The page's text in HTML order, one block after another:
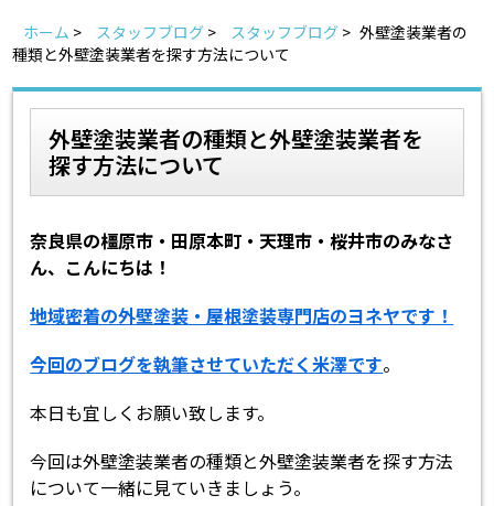
地域の事例がいっぱい
Home お客様の声
スタッフ紹介 よくあるご質問
スタッフブログ 屋根リフォームについて
雨漏りについて 雨漏りの施工実績
ヨネヤがお客様から選ばれる10の
リフォームローン
見積もりシミュレーション
ホーム > スタッフブログ > スタッフブログ > 外壁塗装業者の
種類と外壁塗装業者を探す方法について
外壁塗装業者の種類と外壁塗装業者を
探す方法について
奈良県の橿原市・田原本町・天理市・桜井市のみなさ
ん、こんにちは！
地域密着の外壁塗装・屋根塗装専門店のヨネヤです！
今回のブログを執筆させていただく米澤です。
本日も宜しくお願い致します。
今回は外壁塗装業者の種類と外壁塗装業者を探す方法
について一緒に見ていきましょう。